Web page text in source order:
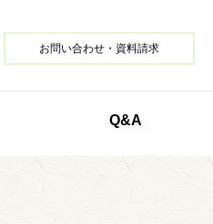
お問い合わせ・資料請求
Q&A